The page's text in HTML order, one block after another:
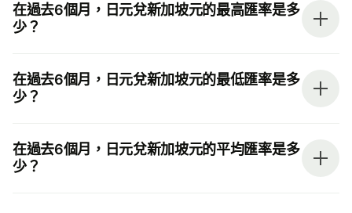
在過去6個月，日元兌新加坡元的最高匯率是多
少？
在過去6個月，日元兌新加坡元的最低匯率是多
少？
在過去6個月，日元兌新加坡元的平均匯率是多
少？